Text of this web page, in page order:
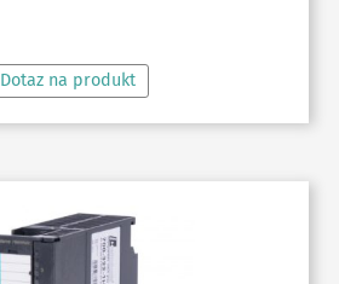
Dotaz na produkt